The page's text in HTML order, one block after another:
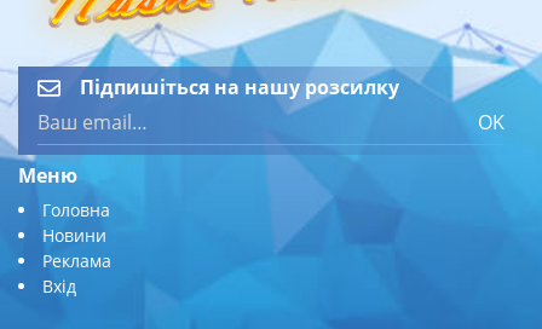
Підпишіться на нашу розсилку
OK
Меню
Головна
Новини
Реклама
Вхід